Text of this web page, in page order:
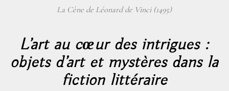
La Cène de Léonard de Vinci (1495)
L’art au cœur des intrigues :
objets d’art et mystères dans la
fiction littéraire